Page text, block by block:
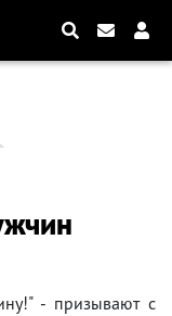
- призывают с